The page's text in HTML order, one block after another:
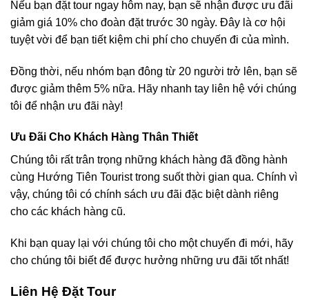
Nếu bạn đặt tour ngay hôm nay, bạn sẽ nhận được ưu đãi
giảm giá 10% cho đoàn đặt trước 30 ngày. Đây là cơ hội
tuyệt vời để bạn tiết kiệm chi phí cho chuyến đi của mình.
Đồng thời, nếu nhóm bạn đông từ 20 người trở lên, bạn sẽ
được giảm thêm 5% nữa. Hãy nhanh tay liên hệ với chúng
tôi để nhận ưu đãi này!
Ưu Đãi Cho Khách Hàng Thân Thiết
Chúng tôi rất trân trọng những khách hàng đã đồng hành
cùng Hướng Tiên Tourist trong suốt thời gian qua. Chính vì
vậy, chúng tôi có chính sách ưu đãi đặc biệt dành riêng
cho các khách hàng cũ.
Khi bạn quay lại với chúng tôi cho một chuyến đi mới, hãy
cho chúng tôi biết để được hưởng những ưu đãi tốt nhất!
Liên Hệ Đặt Tour